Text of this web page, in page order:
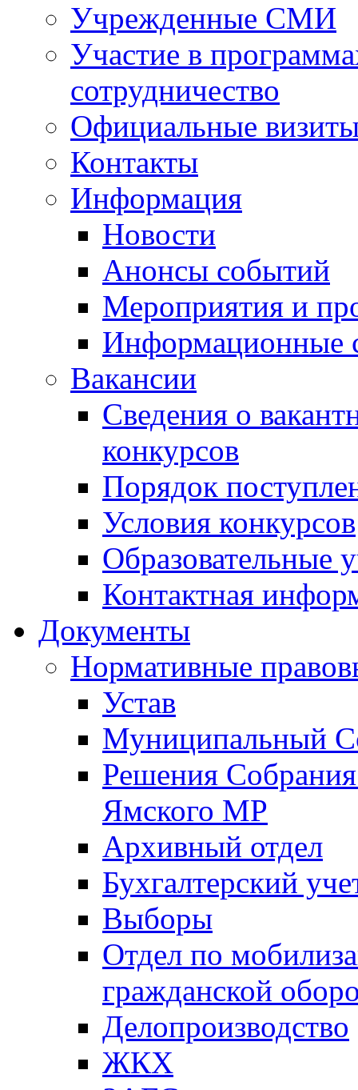
Учрежденные СМИ
Участие в
сотрудничество
Официальные
Контакты
Информация
Новости
Анонсы событий
Мероприятия и
Информационные
Вакансии
Сведения о
конкурсов
Порядок
Условия конкурсов
Образовательные
Контактная
Документы
Нормативные
Устав
Муниципальный
Решения
Ямского МР
Архивный отдел
Бухгалтерский
Выборы
Отдел по
гражданской
Делопроизводство
ЖКХ